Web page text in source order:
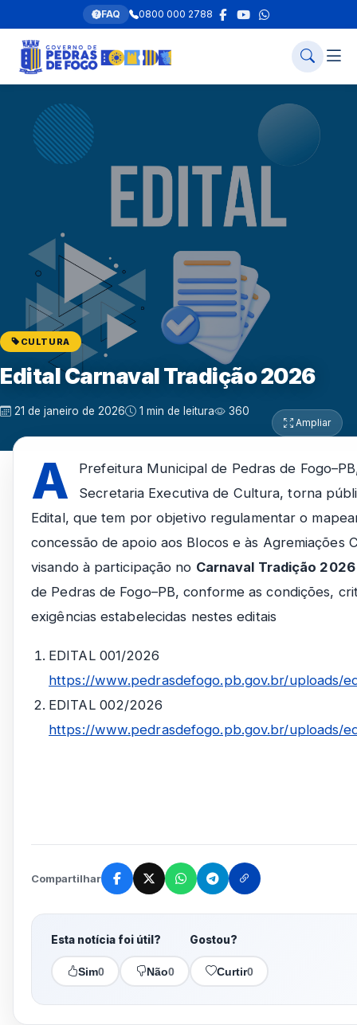
FAQ 0800 000 2788
CULTURA
Edital Carnaval Tradição 2026
21 de janeiro de 2026 1 min de leitura 360
Ampliar
A
Prefeitura Municipal de Pedras de
Secretaria Executiva de Cultura, torna
Edital, que tem por objetivo regulamentar o
concessão de apoio aos Blocos e às Agremiações
visando à participação no Carnaval Tradição 2026
de Pedras de Fogo–PB, conforme as condições,
exigências estabelecidas nestes editais
EDITAL 001/2026
https://www.pedrasdefogo.pb.gov.br/uploads/
EDITAL 002/2026
https://www.pedrasdefogo.pb.gov.br/uploads/
Compartilhar
Esta notícia foi útil?
Sim0 Não0
Gostou?
Curtir0